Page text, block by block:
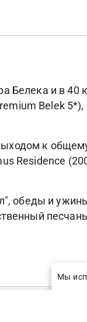
Белека и в
Belek
к
Residence
обеды и
Мы